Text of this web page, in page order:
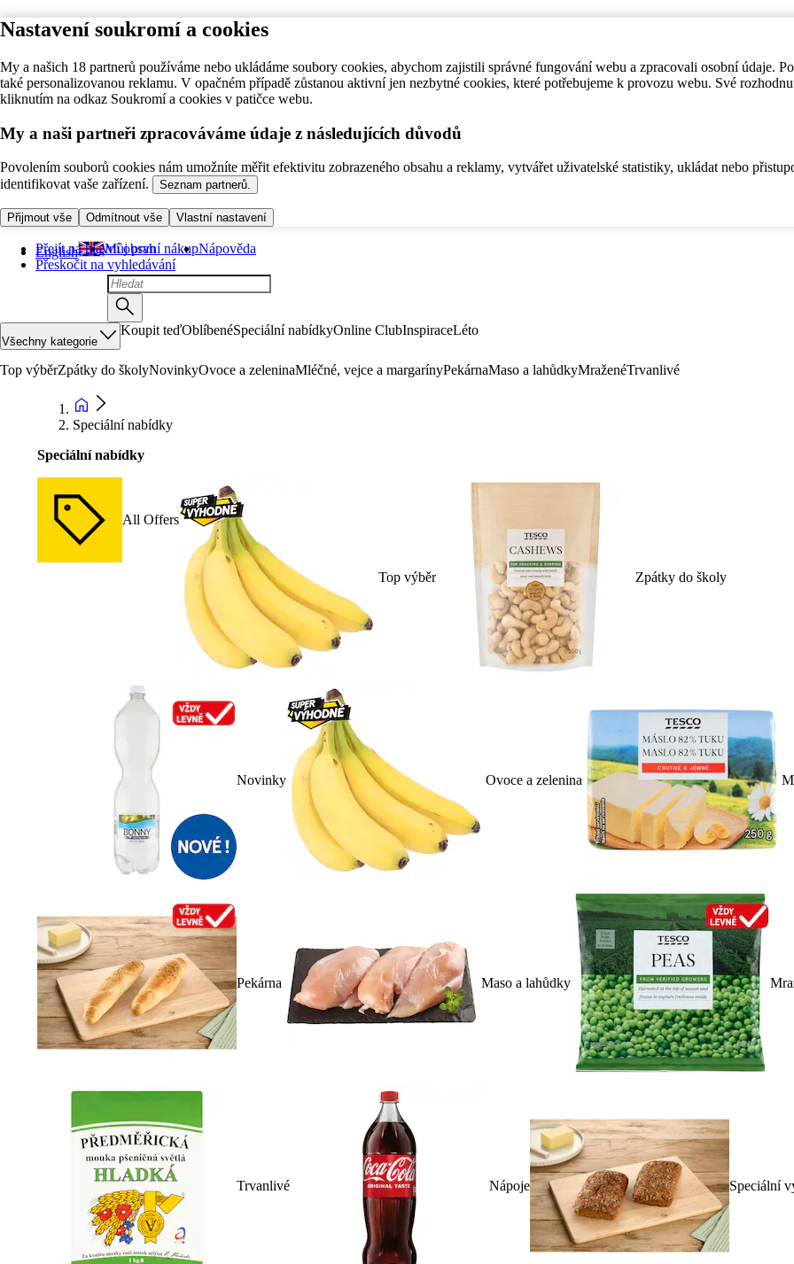
Nastavení soukromí a cookies
My a našich 18 partnerů používáme nebo ukládáme soubory cookies, abychom zajistili správné fungování webu a zpracovali osobní údaje.
také personalizovanou reklamu. V opačném případě zůstanou aktivní jen nezbytné cookies, které potřebujeme k provozu webu. Své
kliknutím na odkaz Soukromí a cookies v patičce webu.
My a naši partneři zpracováváme údaje z následujících důvodů
Povolením souborů cookies nám umožníte měřit efektivitu zobrazeného obsahu a reklamy, vytvářet uživatelské statistiky, ukládat nebo
identifikovat vaše zařízení.
Seznam partnerů.
Přijmout vše Odmítnout vše Vlastní nastavení
Přejít na hlavní obsah
Přeskočit na vyhledávání
English Můj první nákupNápověda
Všechny kategorie
Koupit teďOblíbenéSpeciální nabídkyOnline ClubInspiraceLéto
Top výběrZpátky do školyNovinkyOvoce a zeleninaMléčné, vejce a margarínyPekárnaMaso a lahůdkyMraženéTrvanlivé
Speciální nabídky
Speciální nabídky
All Offers
Top výběr Zpátky do školy
Novinky Ovoce a zelenina
Pekárna Maso a lahůdky
Trvanlivé Nápoje Speciální